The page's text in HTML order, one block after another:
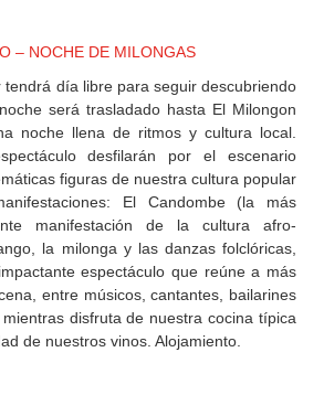
– NOCHE DE MILONGAS
tendrá día libre para seguir descubriendo
será trasladado hasta El Milongon
noche llena de ritmos y cultura local.
desfilarán por el escenario
figuras de nuestra cultura popular
El Candombe (la más
manifestación de la cultura afro-
la milonga y las danzas folclóricas,
espectáculo que reúne a más
entre músicos, cantantes, bailarines
disfruta de nuestra cocina típica
de nuestros vinos. Alojamiento.